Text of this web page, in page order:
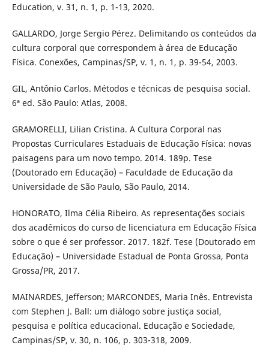
Education, v. 31, n. 1, p. 1-13, 2020.
GALLARDO, Jorge Sergio Pérez. Delimitando os conteúdos da
cultura corporal que correspondem à área de Educação
Física. Conexões, Campinas/SP, v. 1, n. 1, p. 39-54, 2003.
GIL, Antônio Carlos. Métodos e técnicas de pesquisa social.
6ª ed. São Paulo: Atlas, 2008.
GRAMORELLI, Lilian Cristina. A Cultura Corporal nas
Propostas Curriculares Estaduais de Educação Física: novas
paisagens para um novo tempo. 2014. 189p. Tese
(Doutorado em Educação) – Faculdade de Educação da
Universidade de São Paulo, São Paulo, 2014.
HONORATO, Ilma Célia Ribeiro. As representações sociais
dos acadêmicos do curso de licenciatura em Educação Física
sobre o que é ser professor. 2017. 182f. Tese (Doutorado em
Educação) – Universidade Estadual de Ponta Grossa, Ponta
Grossa/PR, 2017.
MAINARDES, Jefferson; MARCONDES, Maria Inês. Entrevista
com Stephen J. Ball: um diálogo sobre justiça social,
pesquisa e política educacional. Educação e Sociedade,
Campinas/SP, v. 30, n. 106, p. 303-318, 2009.